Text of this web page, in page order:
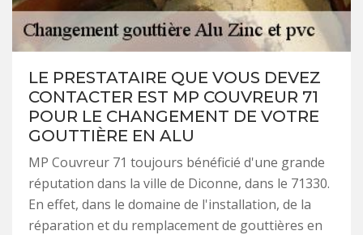
LE PRESTATAIRE QUE VOUS DEVEZ
CONTACTER EST MP COUVREUR 71
POUR LE CHANGEMENT DE VOTRE
GOUTTIÈRE EN ALU
MP Couvreur 71 toujours bénéficié d'une grande
réputation dans la ville de Diconne, dans le 71330.
En effet, dans le domaine de l'installation, de la
réparation et du remplacement de gouttières en